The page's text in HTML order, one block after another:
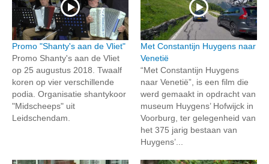
Promo "Shanty's aan de Vliet"
Promo Shanty's aan de Vliet
op 25 augustus 2018. Twaalf
koren op vier verschillende
podia. Organisatie shantykoor
"Midscheeps" uit
Leidschendam.
Met Constantijn Huygens naar
Venetië
“Met Constantijn Huygens
naar Venetië”, is een film die
werd gemaakt in opdracht van
museum Huygens’ Hofwijck in
Voorburg, ter gelegenheid van
het 375 jarig bestaan van
Huygens’...